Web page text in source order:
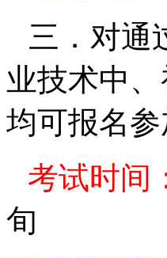
三．对通
业技术中
均可报名
考试时间
旬